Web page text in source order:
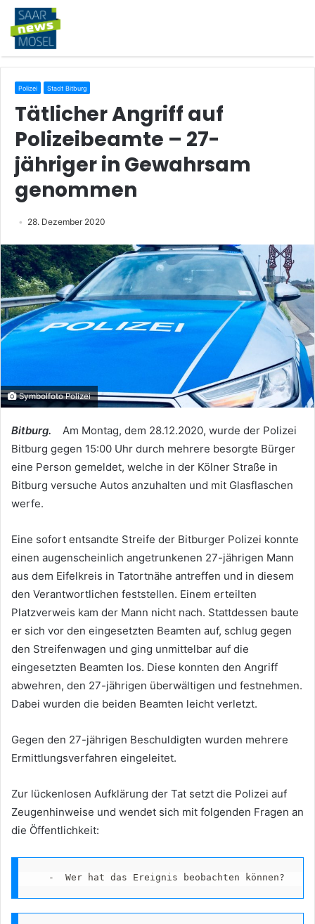
Polizei Stadt Bitburg
Tätlicher Angriff auf
Polizeibeamte – 27-
jähriger in Gewahrsam
genommen
28. Dezember 2020
Symbolfoto Polizei
Bitburg. Am Montag, dem 28.12.2020, wurde der Polizei
Bitburg gegen 15:00 Uhr durch mehrere besorgte Bürger
eine Person gemeldet, welche in der Kölner Straße in
Bitburg versuche Autos anzuhalten und mit Glasflaschen
werfe.
Eine sofort entsandte Streife der Bitburger Polizei konnte
einen augenscheinlich angetrunkenen 27-jährigen Mann
aus dem Eifelkreis in Tatortnähe antreffen und in diesem
den Verantwortlichen feststellen. Einem erteilten
Platzverweis kam der Mann nicht nach. Stattdessen baute
er sich vor den eingesetzten Beamten auf, schlug gegen
den Streifenwagen und ging unmittelbar auf die
eingesetzten Beamten los. Diese konnten den Angriff
abwehren, den 27-jährigen überwältigen und festnehmen.
Dabei wurden die beiden Beamten leicht verletzt.
Gegen den 27-jährigen Beschuldigten wurden mehrere
Ermittlungsverfahren eingeleitet.
Zur lückenlosen Aufklärung der Tat setzt die Polizei auf
Zeugenhinweise und wendet sich mit folgenden Fragen an
die Öffentlichkeit:
   -	Wer hat das Ereignis beobachten können?